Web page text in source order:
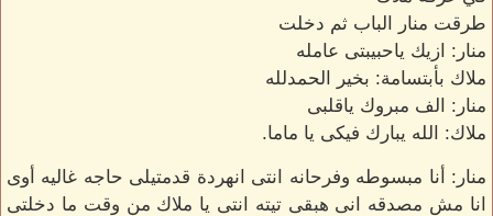
طرقت منار الباب ثم دخلت
منار: ازيك ياحبيبتى عامله
ملاك بأبتسامة: بخير الحمدلله
منار: الف مبروك ياقلبى
ملاك: الله يبارك فيكى يا ماما.
منار: أنا مبسوطه وفرحانه انتى انهردة قدمتيلى حاجه غاليه أوى
انا مش مصدقه انى هبقى تيته انتى يا ملاك من وقت ما دخلتى